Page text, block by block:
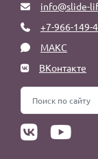
info@slide-
+7-966-149-
МАКС
ВКонтакте